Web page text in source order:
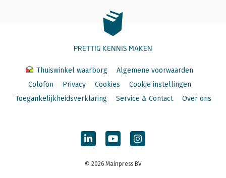
PRETTIG KENNIS MAKEN
Thuiswinkel waarborg
Algemene voorwaarden
Colofon
Privacy Cookies
Cookie instellingen
Toegankelijkheidsverklaring
Service & Contact Over ons
© 2026 Mainpress BV